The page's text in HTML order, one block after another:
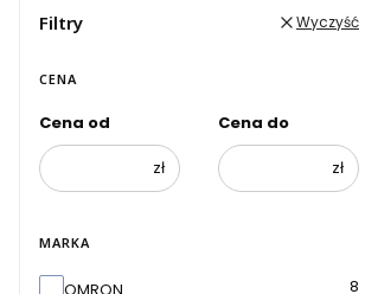
Filtry Wyczyść
CENA
Cena od
zł
Cena do
zł
MARKA
Marka 8